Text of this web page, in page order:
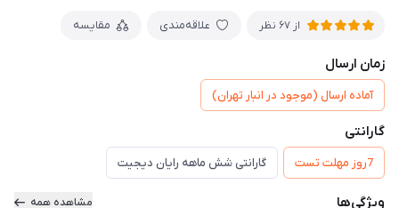
از 67 نظر علاقه‌مندی مقایسه
زمان ارسال
آماده ارسال (موجود در انبار تهران)
گارانتی
7روز مهلت تست گارانتی شش ماهه رایان دیجیت
ویژگی‌ها مشاهده همه